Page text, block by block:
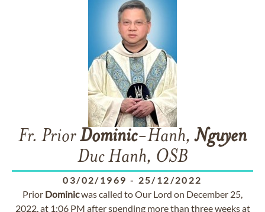
Fr. PriorDominic-Hanh,Nguyen
Duc Hanh, OSB
03/02/1969 - 25/12/2022
Prior Dominicwas called to Our Lord on December 25,
2022, at 1:06 PM after spending more than three weeks at